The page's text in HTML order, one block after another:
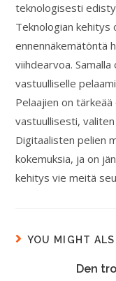
teknologisesti
Teknologian kehitys
ennennäkemätöntä
viihdearvoa.
vastuulliselle
Pelaajien on
vastuullisesti,
Digitaalisten pelien
kokemuksia, ja on
kehitys vie meitä
YOU MIGHT
Den